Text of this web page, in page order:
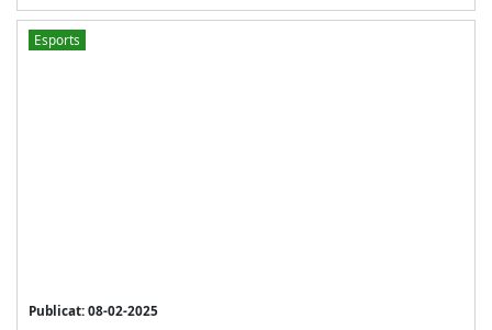
Esports
Publicat: 08-02-2025